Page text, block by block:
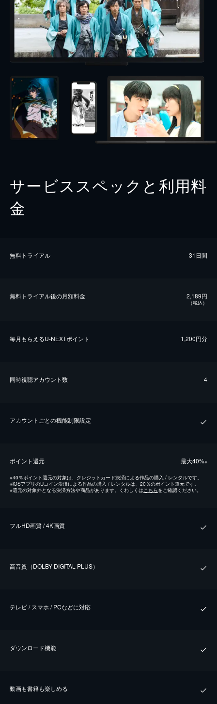
サービススペックと利用料
金
無料トライアル 31日間
無料トライアル後の⽉額料金 2,189円
（税込）
毎⽉もらえるU-NEXTポイント 1,200円分
同時視聴アカウント数 4
アカウントごとの機能制限設定
ポイント還元 最⼤40%※
※40％ポイント還元の対象は、クレジットカード決済による作品の購入 / レンタルです。
※iOSアプリのUコイン決済による作品の購入 / レンタルは、20％のポイント還元です。
※還元の対象外となる決済方法や商品があります。くわしくはこちらをご確認ください。
フルHD画質 / 4K画質
⾼⾳質（DOLBY DIGITAL PLUS）
テレビ / スマホ / PCなどに対応
ダウンロード機能
動画も書籍も楽しめる